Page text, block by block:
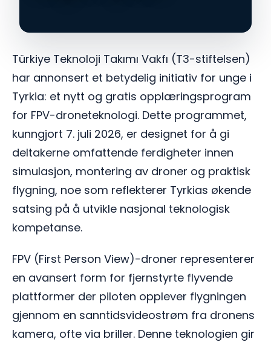
Türkiye Teknoloji Takımı Vakfı (T3-stiftelsen)
har annonsert et betydelig initiativ for unge i
Tyrkia: et nytt og gratis opplæringsprogram
for FPV-droneteknologi. Dette programmet,
kunngjort 7. juli 2026, er designet for å gi
deltakerne omfattende ferdigheter innen
simulasjon, montering av droner og praktisk
flygning, noe som reflekterer Tyrkias økende
satsing på å utvikle nasjonal teknologisk
kompetanse.
FPV (First Person View)-droner representerer
en avansert form for fjernstyrte flyvende
plattformer der piloten opplever flygningen
gjennom en sanntidsvideostrøm fra dronens
kamera, ofte via briller. Denne teknologien gir